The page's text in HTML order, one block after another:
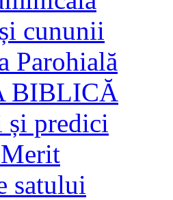
cununii
Parohială
BIBLICĂ
predici
satului